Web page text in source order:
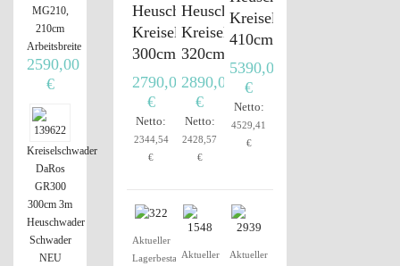
Heuschwader
Kreiselheuschwader
300cm
2790,00
€
Netto:
2344,54
€
Heuschwader
Kreiselheuschwader
320cm
2890,00
€
Netto:
2428,57
€
Kreiselheuschwader
410cm
5390,00
€
Netto:
4529,41
€
Aktueller
LagerbestandAktueller
Aktueller
MG210,
210cm
Arbeitsbreite
2590,00
€
Kreiselschwader
DaRos
GR300
300cm 3m
Heuschwader
Schwader
NEU